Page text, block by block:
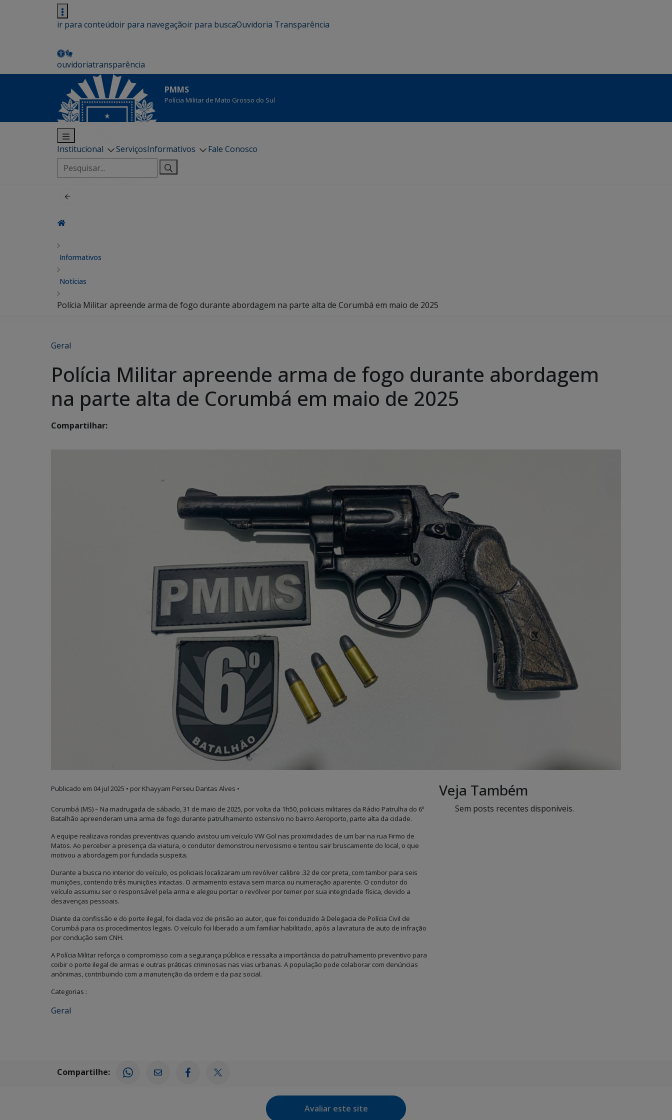
ir para conteúdoir para navegaçãoir para buscaOuvidoria Transparência
ouvidoriatransparência
PMMS
Polícia Militar de Mato Grosso do Sul
Institucional ServiçosInformativos
Fale Conosco
Pesquisar
por:
Informativos
Notícias
Polícia Militar apreende arma de fogo durante abordagem na parte alta de Corumbá em maio de 2025
Geral
Polícia Militar apreende arma de fogo durante abordagem
na parte alta de Corumbá em maio de 2025
Compartilhar:
Publicado em 04 jul 2025 • por Khayyam Perseu Dantas Alves •
Corumbá (MS) – Na madrugada de sábado, 31 de maio de 2025, por volta da 1h50, policiais militares da Rádio Patrulha do 6º
Batalhão apreenderam uma arma de fogo durante patrulhamento ostensivo no bairro Aeroporto, parte alta da cidade.
A equipe realizava rondas preventivas quando avistou um veículo VW Gol nas proximidades de um bar na rua Firmo de
Matos. Ao perceber a presença da viatura, o condutor demonstrou nervosismo e tentou sair bruscamente do local, o que
motivou a abordagem por fundada suspeita.
Durante a busca no interior do veículo, os policiais localizaram um revólver calibre .32 de cor preta, com tambor para seis
munições, contendo três munições intactas. O armamento estava sem marca ou numeração aparente. O condutor do
veículo assumiu ser o responsável pela arma e alegou portar o revólver por temer por sua integridade física, devido a
desavenças pessoais.
Diante da confissão e do porte ilegal, foi dada voz de prisão ao autor, que foi conduzido à Delegacia de Polícia Civil de
Corumbá para os procedimentos legais. O veículo foi liberado a um familiar habilitado, após a lavratura de auto de infração
por condução sem CNH.
A Polícia Militar reforça o compromisso com a segurança pública e ressalta a importância do patrulhamento preventivo para
coibir o porte ilegal de armas e outras práticas criminosas nas vias urbanas. A população pode colaborar com denúncias
anônimas, contribuindo com a manutenção da ordem e da paz social.
Categorias :
Geral
Veja Também
Sem posts recentes disponíveis.
Compartilhe:
Avaliar este site